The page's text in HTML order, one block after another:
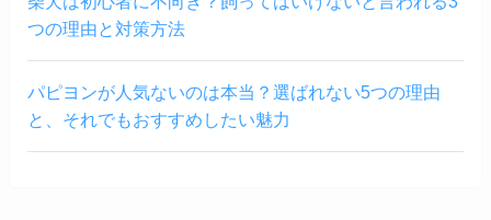
つの理由と対策方法
パピヨンが人気ないのは本当？選ばれない5つの理由
と、それでもおすすめしたい魅力